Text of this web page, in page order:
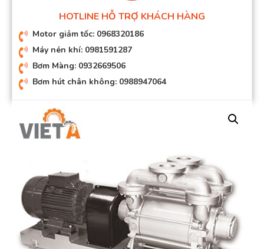
HOTLINE HỖ TRỢ KHÁCH HÀNG
Motor giảm tốc: 0968320186
Máy nén khí: 0981591287
Bơm Màng: 0932669506
Bơm hút chân không: 0988947064